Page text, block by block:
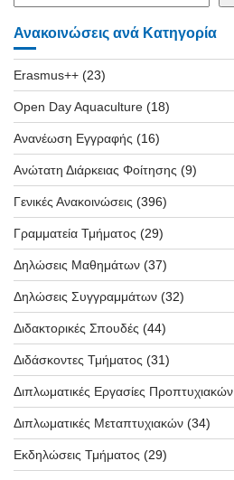
Ανακοινώσεις ανά Κατηγορία
Erasmus++ (23)
Open Day Aquaculture (18)
Ανανέωση Εγγραφής (16)
Ανώτατη Διάρκειας Φοίτησης (9)
Γενικές Ανακοινώσεις (396)
Γραμματεία Τμήματος (29)
Δηλώσεις Μαθημάτων (37)
Δηλώσεις Συγγραμμάτων (32)
Διδακτορικές Σπουδές (44)
Διδάσκοντες Τμήματος (31)
Διπλωματικές Εργασίες Προπτυχιακών
Διπλωματικές Μεταπτυχιακών (34)
Εκδηλώσεις Τμήματος (29)